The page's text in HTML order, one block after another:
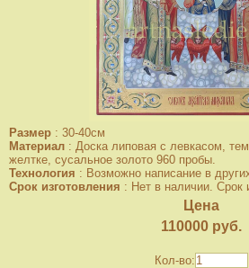
Размер : 30-40см
Материал : Доска липовая с левкасом,
желтке, сусальное золото 960 пробы.
Технология : Возможно написание в
Срок изготовления : Нет в наличии. Срок
Цена
110000 руб.
Кол-во: